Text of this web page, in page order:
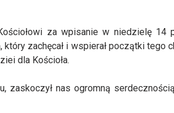
za wpisanie w niedzielę 14
zachęcał i wspierał początki tego
dla Kościoła.
nas ogromną